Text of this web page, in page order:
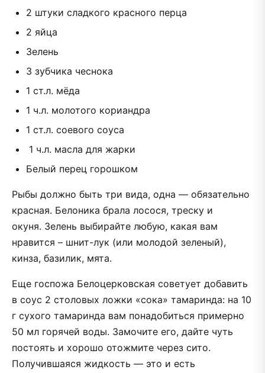
2 штуки сладкого красного перца
2 яйца
Зелень
3 зубчика чеснока
1 ст.л. мёда
1 ч.л. молотого кориандра
1 ст.л. соевого соуса
1 ч.л. масла для жарки
Белый перец горошком
Рыбы должно быть три вида, одна — обязательно
красная. Белоника брала лосося, треску и
окуня. Зелень выбирайте любую, какая вам
нравится – шнит-лук (или молодой зеленый),
кинза, базилик, мята.
Еще госпожа Белоцерковская советует добавить
в соус 2 столовых ложки «сока» тамаринда: на 10
г сухого тамаринда вам понадобиться примерно
50 мл горячей воды. Замочите его, дайте чуть
постоять и хорошо отожмите через сито.
Получившаяся жидкость — это и есть